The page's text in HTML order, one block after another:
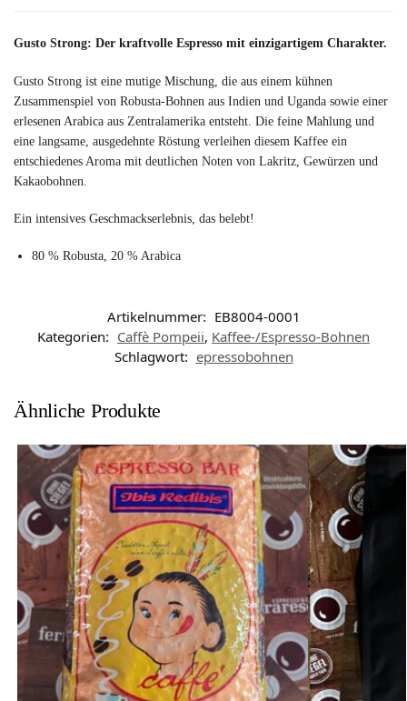
Gusto Strong: Der kraftvolle Espresso mit einzigartigem Charakter.
Gusto Strong ist eine mutige Mischung, die aus einem kühnen
Zusammenspiel von Robusta-Bohnen aus Indien und Uganda sowie einer
erlesenen Arabica aus Zentralamerika entsteht. Die feine Mahlung und
eine langsame, ausgedehnte Röstung verleihen diesem Kaffee ein
entschiedenes Aroma mit deutlichen Noten von Lakritz, Gewürzen und
Kakaobohnen.
Ein intensives Geschmackserlebnis, das belebt!
80 % Robusta, 20 % Arabica
Artikelnummer: EB8004-0001
Kategorien: Caffè Pompeii, Kaffee-/Espresso-Bohnen
Schlagwort: epressobohnen
Ähnliche Produkte